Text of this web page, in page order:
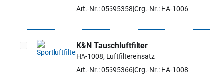
Art.-Nr.: 05695358 Org.-Nr.: HA-1006
Artikel auswählen
K&N Tauschluftfilter
HA-1008, Luftfiltereinsatz
Art.-Nr.: 05695366Org.-Nr.: HA-1008